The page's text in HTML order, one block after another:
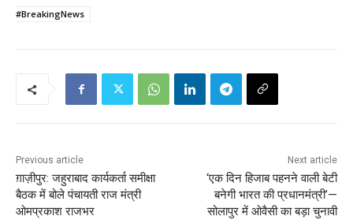
#BreakingNews
Previous article
ग़ाज़ीपुर: जहुराबाद कार्यकर्ता समीक्षा
बैठक में बोले पंचायती राज मंत्री
ओमप्रकाश राजभर
Next article
‘एक दिन हिजाब पहनने वाली बेटी
बनेगी भारत की प्रधानमंत्री’—
सोलापुर में ओवैसी का बड़ा चुनावी